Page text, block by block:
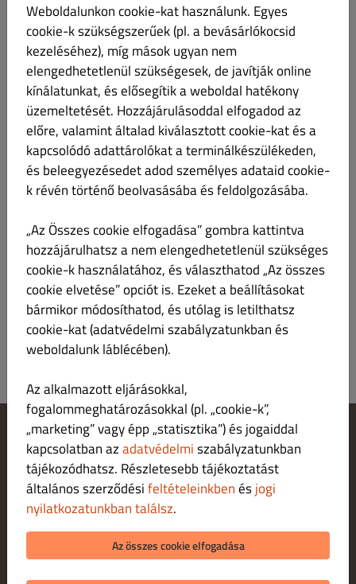
Plantation Isle of Fiji Rum
40% 0,7 l
Ft 12,390.00
A Plantation Isle of Fiji rum egy kivételes
minőségű, 40%-os karibi rum, amely gazdag
trópusi gyümölcsökkel és fűszeres jegyekkel
kápráztat. A Fidzsi-szigeteken érlelt, majd francia
tölgyfahordókban finomított ital valódi egzotikus
Alkoholtartalmú termékeket a hatályos
jogszabályokra figyelemmel 18. életévét be nem
töltött személy részére nem értékesítünk és nem
szolgálunk ki.
Cookie‑beállítások módosítása
Fordulj hozzánk!
Adatvédelmi irányelvek
Felhasználási feltételek
Jogi nyilatkozat
FIZETÉSI LEHETŐSÉGEK HÁZHOZSZÁLLÍTÁ S ESETÉN
Weboldalunkon cookie-kat használunk. Egyes
cookie-k szükségszerűek (pl. a bevásárlókocsid
kezeléséhez), míg mások ugyan nem
elengedhetetlenül szükségesek, de javítják online
kínálatunkat, és elősegítik a weboldal hatékony
üzemeltetését. Hozzájárulásoddal elfogadod az
előre, valamint általad kiválasztott cookie-kat és a
kapcsolódó adattárolókat a terminálkészülékeden,
és beleegyezésedet adod személyes adataid cookie-
k révén történő beolvasásába és feldolgozásába.
„Az Összes cookie elfogadása” gombra kattintva
hozzájárulhatsz a nem elengedhetetlenül szükséges
cookie-k használatához, és választhatod „Az összes
cookie elvetése” opciót is. Ezeket a beállításokat
bármikor módosíthatod, és utólag is letilthatsz
cookie-kat (adatvédelmi szabályzatunkban és
weboldalunk láblécében).
Az alkalmazott eljárásokkal,
fogalommeghatározásokkal (pl. „cookie-k”,
„marketing” vagy épp „statisztika”) és jogaiddal
kapcsolatban azadatvédelmiszabályzatunkban
tájékozódhatsz. Részletesebb tájékoztatást
általános szerződésifeltételeinkbenésjogi
nyilatkozatunkban találsz.
Az összes cookie elfogadása